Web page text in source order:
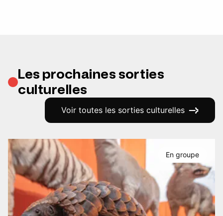
Les prochaines sorties
culturelles
Voir toutes les sorties culturelles
En groupe